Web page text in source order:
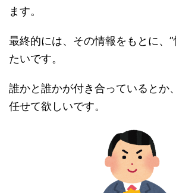
ます。
最終的には、その情報をもとに、
たいです。
誰かと誰かが付き合っているとか
任せて欲しいです。